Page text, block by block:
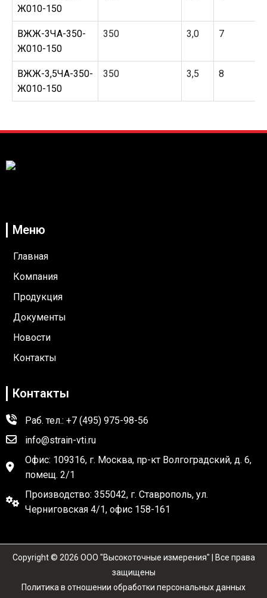
Ж010-150
ВЖЖ-3ЧА-350-
Ж010-150
350 3,0 7
ВЖЖ-3,5ЧА-350-
Ж010-150
350 3,5 8
Меню
Главная
Компания
Продукция
Документы
Новости
Контакты
Контакты
Раб. тел.: +7 (495) 975-98-56
info@strain-vti.ru
Офис: 109316, г. Москва, пр-кт Волгоградский, д. 6,
помещ. 2/1
Производство: 355042, г. Ставрополь, ул.
Черниговская 4/1, офис 158-161
Copyright © 2026 OOO "Высокоточные измерения" | Все права
защищены
Политика в отношении обработки персональных данных